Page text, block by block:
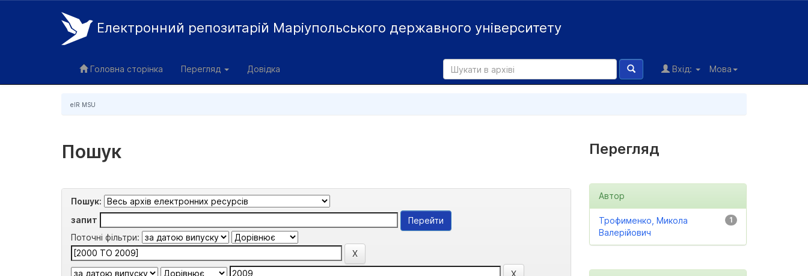
Електронний репозитарій Маріупольського державного університету
Головна сторінка Перегляд Довідка Мова
Вхід:
eIR MSU
Пошук
Пошук:
запит
Поточні фільтри:
Перегляд
Автор
1
Трофименко, Микола
Валерійович